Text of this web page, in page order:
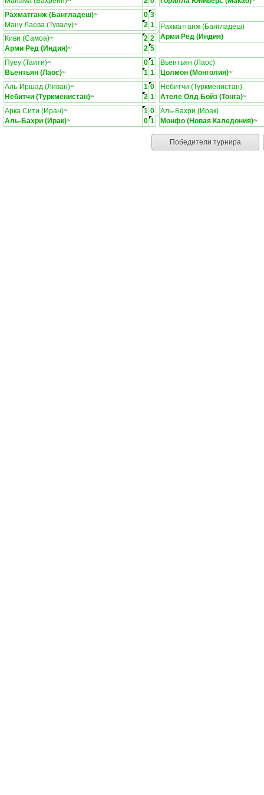
Рахматганж (Бангладеш)ЛЧ 0 3
Ману Лаева (Тувалу)ЛЧ 2 1
Киви (Самоа)ЛЧ 2 2
Арми Ред (Индия)ЛЧ 2 5
Рахматганж (Бангладеш)
Арми Ред (Индия)
Пуеу (Таити)ЛЧ 0 1
Вьентьян (Лаос)ЛЧ 1 1
Вьентьян (Лаос)
Цолмон (Монголия)ЛЧ
Аль-Иршад (Ливан)ЛЧ 1 0
Небитчи (Туркменистан)ЛЧ 2 1
Небитчи (Туркменистан)
Ателе Олд Бойз (Тонга)ЛЧ
Арка Сити (Иран)ЛЧ 1 0
Аль-Бахри (Ирак)ЛЧ 0 1
Аль-Бахри (Ирак)
Монфо (Новая Каледония)ЛЧ
Победители турнира